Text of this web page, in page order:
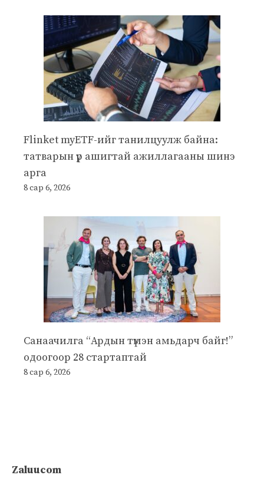
Flinket myETF-ийг танилцуулж байна:
татварын үр ашигтай ажиллагааны шинэ
арга
8 сар 6, 2026
Санаачилга “Ардын түмэн амьдарч байг!”
одоогоор 28 стартаптай
8 сар 6, 2026
Zaluucom